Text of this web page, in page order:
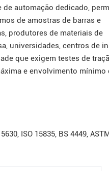
automação dedicado,
de amostras de barras e
produtores de materiais de
universidades, centros de
que exigem testes de
e envolvimento mínimo
ISO 15835, BS 4449,